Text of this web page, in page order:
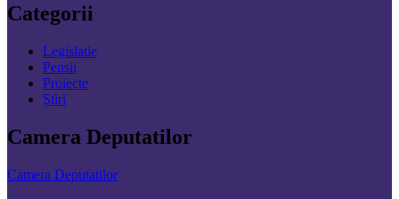
Categorii
Legislatie
Pensii
Proiecte
Știri
Camera Deputatilor
Camera Deputatilor